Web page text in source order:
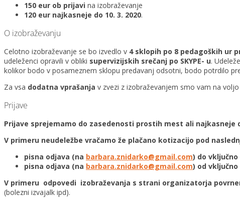
150 eur ob prijavi na izobraževanje
120 eur najkasneje do 10. 3. 2020.
O izobraževanju
Celotno izobraževanje se bo izvedlo v 4 sklopih po 8 pedagoških ur
udeleženci opravili v obliki supervizijskih srečanj po SKYPE- u.
kolikor bodo v posameznem sklopu predavanj odsotni, bodo potrdilo
Za vsa dodatna vprašanja v zvezi z izobraževanjem smo vam na voljo
Prijave
Prijave sprejemamo do zasedenosti prostih mest ali najkasneje
V primeru neudeležbe vračamo že plačano kotizacijo pod
pisna odjava (na barbara.znidarko@gmail.com) do
pisna odjava (na barbara.znidarko@gmail.com) od
V primeru odpovedi izobraževanja s strani organizatorja
(bolezni izvajalk ipd).